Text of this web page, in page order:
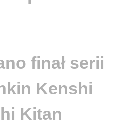
finał serii
Kenshi
Kitan